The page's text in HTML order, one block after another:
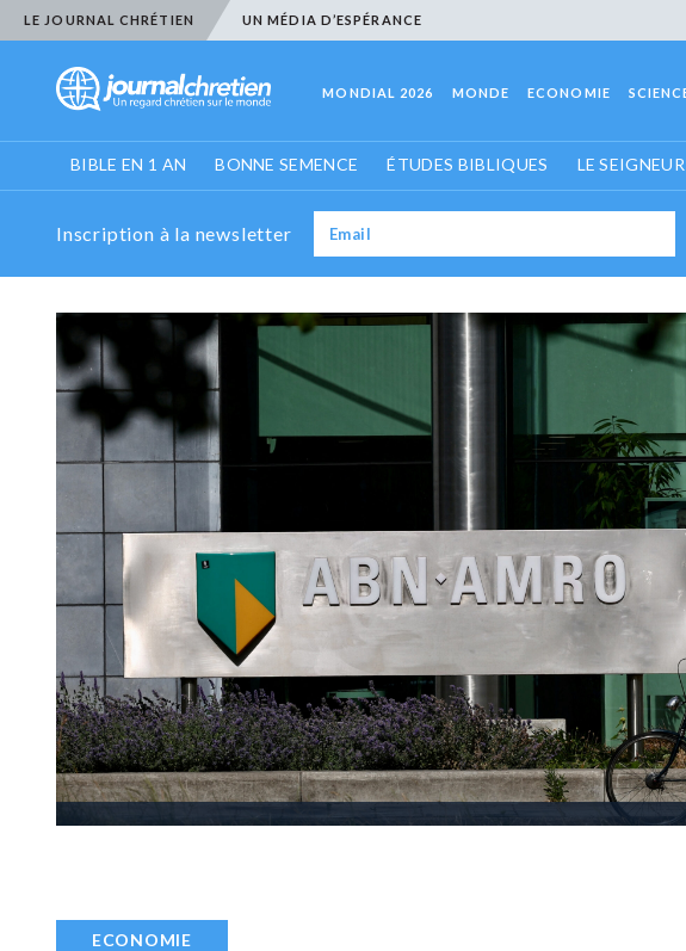
LE JOURNAL CHRÉTIEN UN MÉDIA D’ESPÉRANCE
MONDIAL 2026 MONDE ECONOMIE
BIBLE EN 1 AN BONNE SEMENCE ÉTUDES BIBLIQUES LE
Inscription à la newsletter
ECONOMIE